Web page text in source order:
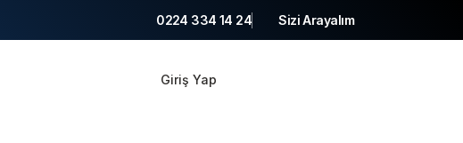
0224 334 14 24 Sizi Arayalım
Giriş Yap